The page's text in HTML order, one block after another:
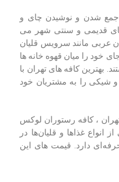
جمع شدن و نوشیدن چای و
قدیمی و سنتی شهر می‌
عربی مانند سرویس قلیان
خود را میان قهوه خانه‌ ها
بهترین کافه ‌های تهران با
شیکی را به مشتریان خود
، کافه رستوران لوکس
انواع غذاها و قلیان‌ها در
دارد. قیمت‌ های این